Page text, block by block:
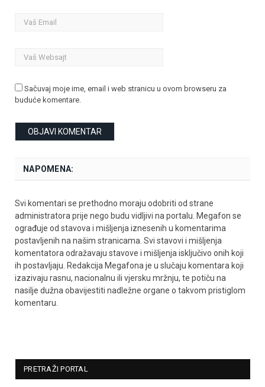
Sačuvaj moje ime, email i web stranicu u ovom browseru za
buduće komentare.
NAPOMENA:
Svi komentari se prethodno moraju odobriti od strane
administratora prije nego budu vidljivi na portalu. Megafon se
ograđuje od stavova i mišljenja iznesenih u komentarima
postavljenih na našim stranicama. Svi stavovi i mišljenja
komentatora odražavaju stavove i mišljenja isključivo onih koji
ih postavljaju. Redakcija Megafona je u slučaju komentara koji
izazivaju rasnu, nacionalnu ili vjersku mržnju, te potiču na
nasilje dužna obavijestiti nadležne organe o takvom pristiglom
komentaru.
PRETRAŽI PORTAL